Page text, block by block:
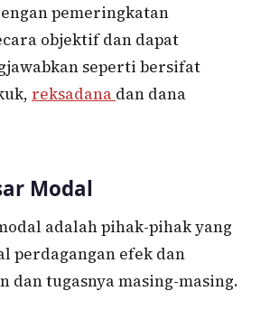
pemeringkatan
objektif dan dapat
seperti bersifat
reksadana dan dana
Modal
adalah pihak-pihak yang
perdagangan efek dan
dan tugasnya masing-masing.